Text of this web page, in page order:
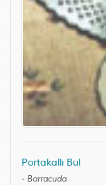
Portakallı Bul
- Barracuda